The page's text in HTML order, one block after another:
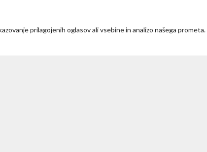
prilagojenih oglasov ali vsebine in analizo našega